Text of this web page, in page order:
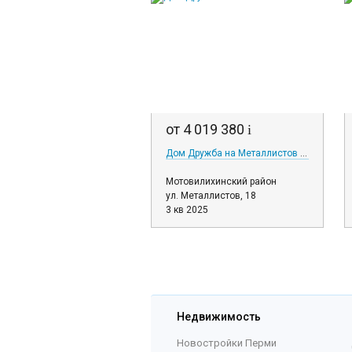
от 4 019 380 i
Дом Дружба на Металлистов 18
Мотовилихинский район
ул. Металлистов, 18
3 кв 2025
Недвижимость
Новостройки Перми